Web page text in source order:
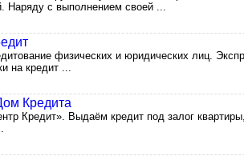
Наряду с выполнением своей ...
физических и юридических лиц.
на кредит ...
Кредита
Кредит». Выдаём кредит под залог